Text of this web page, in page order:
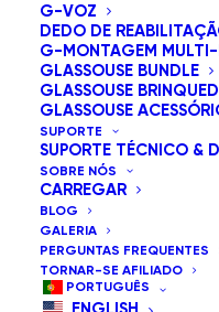
G-VOZ
DEDO DE
G-MONTAGEM
GLASSOUSE BUNDLE
GLASSOUSE
GLASSOUSE
SUPORTE
SUPORTE TÉCNICO &
SOBRE NÓS
CARREGAR
BLOG
GALERIA
PERGUNTAS FREQUENTES
TORNAR-SE AFILIADO
PORTUGUÊS
Mostrar tudo
Ordenar
Ordenar
Ordenar por
Ordenar por